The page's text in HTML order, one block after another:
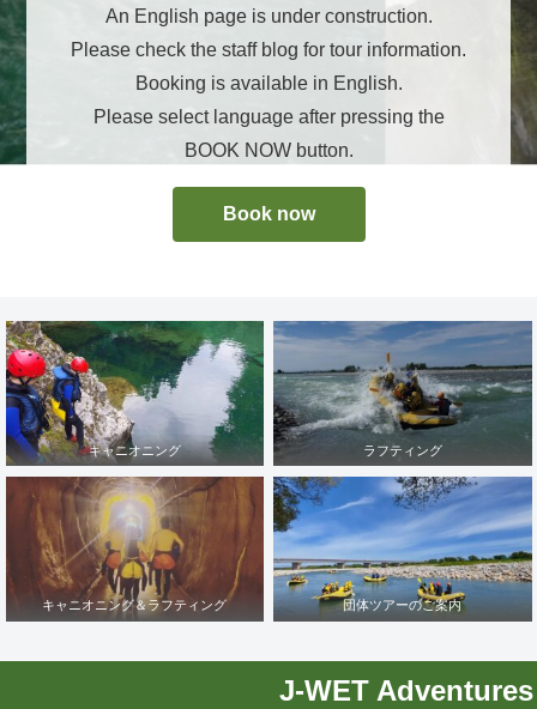
An English page is under construction.
Please check the staff blog for tour information.
Booking is available in English.
Please select language after pressing the
BOOK NOW button.
Book now
キャニオニング ラフティング
キャニオニング＆ラフティング 団体ツアーのご案内
J-WET Adventures